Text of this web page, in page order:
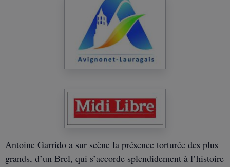
Antoine Garrido a sur scène la présence torturée des plus
grands, d’un Brel, qui s’accorde splendidement à l’histoire